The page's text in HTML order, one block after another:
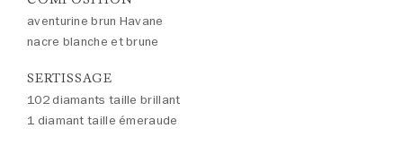
aventurine brun Havane
nacre blanche et brune
SERTISSAGE
102 diamants taille brillant
1 diamant taille émeraude